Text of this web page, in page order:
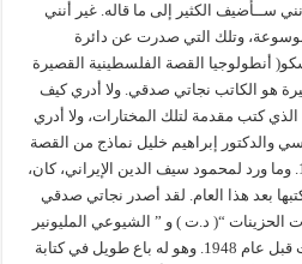
ســأضيف الكثير إلى ما قاله. غير أنني
وتلك التي صدرت عن دائرة
أنطولوجيا القصة الفلسطينية القصيرة
هو الكاتب نجاتي صدقي. ولا أدري كيف
كتب مقدمة لتلك المختارات، ولا أدري
والدكتور إبراهيم خليل نماذج من القصة
القصيرة التي كتبت قبل عام 1948. وما ورد لمحمود سيف الدين الإيراني، كان،
بعد هذا العام. لقد أصدر نجاتي صدقي
“( د.ت ) و ” الشيوعي المليونير
“(1963)، وتضم الأولى قصصاً كتبت قبل عام 1948. وهو له باع طويل في كتابة